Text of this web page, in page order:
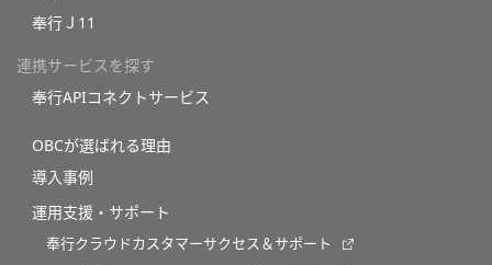
奉行Ｊ11
連携サービスを探す
奉行APIコネクトサービス
OBCが選ばれる理由
導入事例
運用支援・サポート
奉行クラウドカスタマーサクセス＆サポート